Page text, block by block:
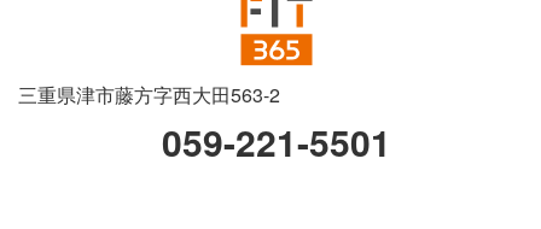
三重県津市藤方字西大田563-2
059-221-5501